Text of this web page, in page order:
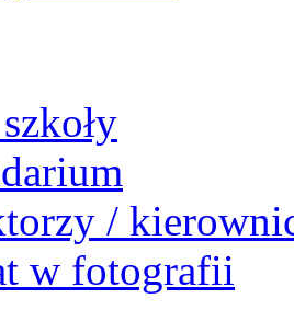
/
w fotografii